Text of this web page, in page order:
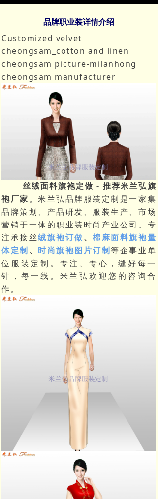
Customized velvet
cheongsam_cotton and linen
cheongsam picture-milanhong
cheongsam manufacturer
丝绒面料旗袍定做 - 推荐米兰弘旗
袍厂家。米兰弘品牌服装定制是一家集
品牌策划、产品研发、服装生产、市场
营销于一体的职业装时尚产业公司。专
注承接丝绒旗袍订做、棉麻面料旗袍量
体定制、 时尚旗袍图片订制等企事业单
位服装定制。专注、专心，缝好每一
针，每一线。米兰弘欢迎您的咨询合
作。
0%
0%
品牌职业装详情介绍